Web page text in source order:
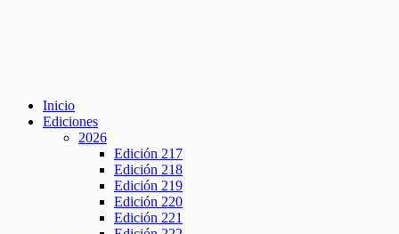
Inicio
Ediciones
2026
Edición 217
Edición 218
Edición 219
Edición 220
Edición 221